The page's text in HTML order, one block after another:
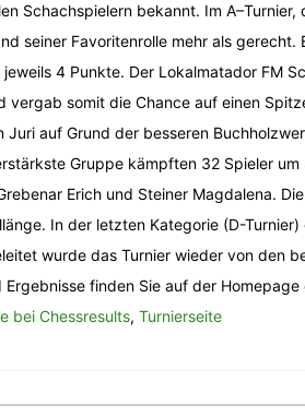
Schachspielern bekannt. Im
seiner Favoritenrolle mehr als
4 Punkte. Der Lokalmatador FM
vergab somit die Chance auf einen
Juri auf Grund der besseren
Gruppe kämpften 32 Spieler
Erich und Steiner Magdalena.
In der letzten Kategorie (D-
wurde das Turnier wieder von den
Ergebnisse finden Sie auf der
bei Chessresults, Turnierseite